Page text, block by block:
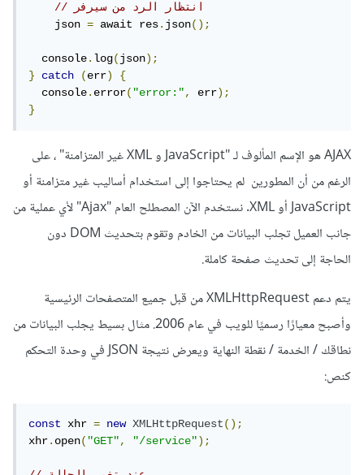
// انتظار الرد من سيرفر
    json
= await res.json();
  console
.log(json);
}
catch (err)
{
  console
.error("error:", err);
}
AJAX هو الإسم المألوف لـ "JavaScript و XML غير المتزامنة" ، على
الرغم من أن المطورين لم يحتاجوا إلى استخدام أساليب غير متزامنة أو
JavaScript أو XML. نستخدم الآن المصطلح العام "Ajax" لأي عملية من
جانب العميل تجلب البيانات من الخادم وتقوم بتحديث DOM دون
الحاجة إلى تحديث صفحة كاملة.
يتم دعم XMLHttpRequest من قبل جميع المتصفحات الرئيسية
وأصبح معيارًا رسميًا للويب في عام 2006. مثال بسيط يجلب البيانات من
نطاقك / الخدمة / نقطة النهاية ويعرض نتيجة JSON في وحدة التحكم
كنص:
const xhr = new XMLHttpRequest();
xhr.open("GET", "/service");